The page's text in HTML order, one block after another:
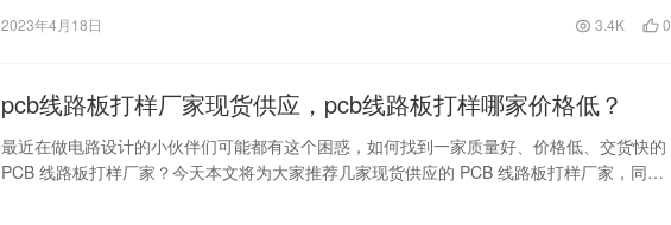
2023年4月18日 3.4K 0
pcb线路板打样厂家现货供应，pcb线路板打样哪家价格低？
最近在做电路设计的小伙伴们可能都有这个困惑，如何找到一家质量好、价格低、交货快的
PCB 线路板打样厂家？今天本文将为大家推荐几家现货供应的 PCB 线路板打样厂家，同时